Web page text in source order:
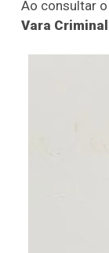
Ao consultar
Vara
22
detalhes